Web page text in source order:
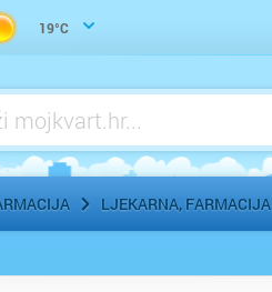
19°C
LJEKARNA, FARMACIJA
Urologija
Zubar, Stomatolog